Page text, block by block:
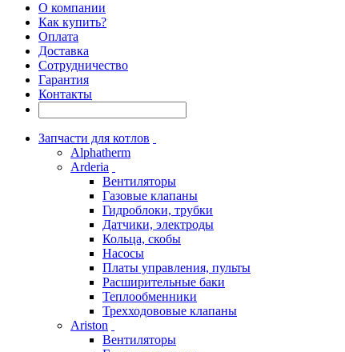
О компании
Как купить?
Оплата
Доставка
Сотрудничество
Гарантия
Контакты
Запчасти для котлов
Alphatherm
Arderia
Вентиляторы
Газовые клапаны
Гидроблоки, трубки
Датчики, электроды
Кольца, скобы
Насосы
Платы управления, пульты
Расширительные баки
Теплообменники
Трехходововые клапаны
Ariston
Вентиляторы